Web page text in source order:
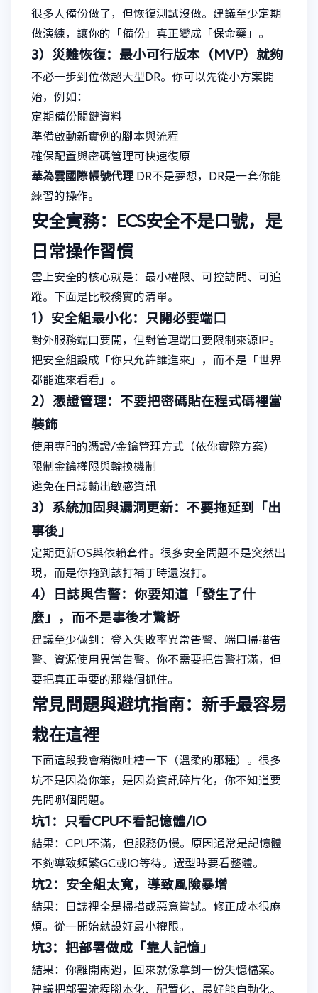
很多人備份做了，但恢復測試沒做。建議至少定期
做演練，讓你的「備份」真正變成「保命藥」。
3）災難恢復：最小可行版本（MVP）就夠
不必一步到位做超大型DR。你可以先從小方案開
始，例如：
定期備份關鍵資料
準備啟動新實例的腳本與流程
確保配置與密碼管理可快速復原
華為雲國際帳號代理 DR不是夢想，DR是一套你能
練習的操作。
安全實務：ECS安全不是口號，是
日常操作習慣
雲上安全的核心就是：最小權限、可控訪問、可追
蹤。下面是比較務實的清單。
1）安全組最小化：只開必要端口
對外服務端口要開，但對管理端口要限制來源IP。
把安全組設成「你只允許誰進來」，而不是「世界
都能進來看看」。
2）憑證管理：不要把密碼貼在程式碼裡當
裝飾
使用專門的憑證/金鑰管理方式（依你實際方案）
限制金鑰權限與輪換機制
避免在日誌輸出敏感資訊
3）系統加固與漏洞更新：不要拖延到「出
事後」
定期更新OS與依賴套件。很多安全問題不是突然出
現，而是你拖到該打補丁時還沒打。
4）日誌與告警：你要知道「發生了什
麼」，而不是事後才驚訝
建議至少做到：登入失敗率異常告警、端口掃描告
警、資源使用異常告警。你不需要把告警打滿，但
要把真正重要的那幾個抓住。
常見問題與避坑指南：新手最容易
栽在這裡
下面這段我會稍微吐槽一下（溫柔的那種）。很多
坑不是因為你笨，是因為資訊碎片化，你不知道要
先問哪個問題。
坑1：只看CPU不看記憶體/IO
結果：CPU不滿，但服務仍慢。原因通常是記憶體
不夠導致頻繁GC或IO等待。選型時要看整體。
坑2：安全組太寬，導致風險暴增
結果：日誌裡全是掃描或惡意嘗試。修正成本很麻
煩。從一開始就設好最小權限。
坑3：把部署做成「靠人記憶」
結果：你離開兩週，回來就像拿到一份失憶檔案。
建議把部署流程腳本化、配置化，最好能自動化。